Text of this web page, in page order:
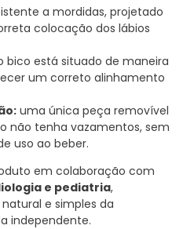
a mordidas, projetado
colocação dos lábios
bico está situado de maneira
um correto alinhamento
uma única peça removível
não tenha vazamentos, sem
uso ao beber.
em colaboração com
e pediatria,
e simples da
independente.